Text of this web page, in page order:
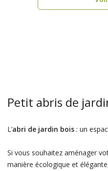
Petit abris de
L’abri de jardin bois: un
Si vous souhaitez aménager
manière écologique et